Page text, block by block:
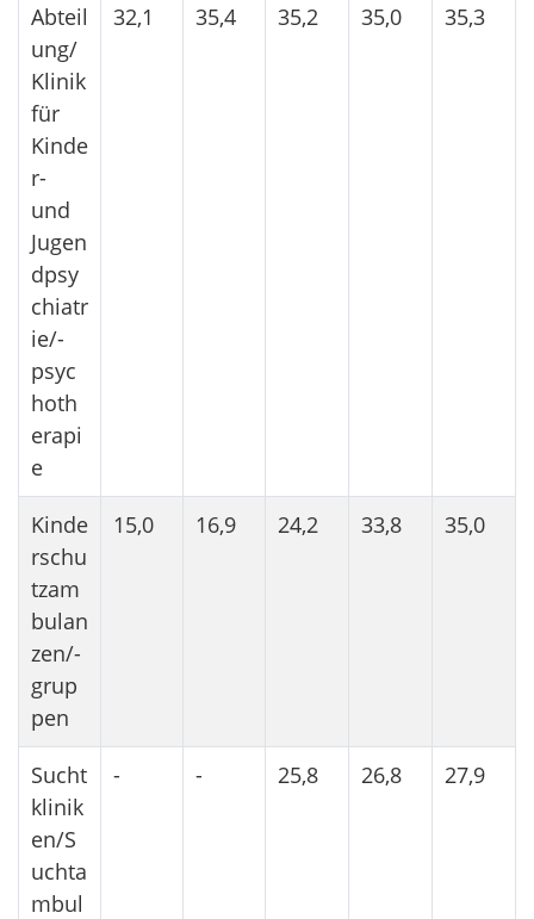
Abteil
ung/
Klinik
für
Kinde
r-
und
Jugen
dpsy
chiatr
ie/-
psyc
hoth
erapi
e
32,1 35,4 35,2 35,0 35,3
Kinde
rschu
tzam
bulan
zen/-
grup
pen
15,0 16,9 24,2 33,8 35,0
Sucht
klinik
en/S
uchta
mbul
- - 25,8 26,8 27,9